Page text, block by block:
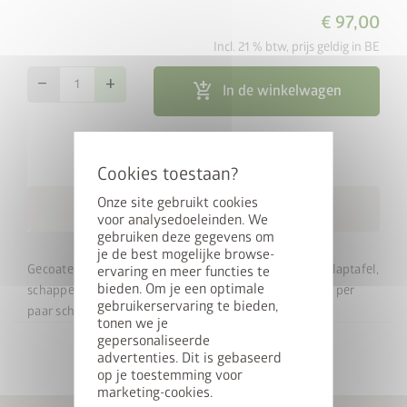
Onze site gebruikt cookies
voor analysedoeleinden. We
gebruiken deze gegevens om
je de best mogelijke browse-
ervaring en meer functies te
bieden. Om je een optimale
gebruikerservaring te bieden,
tonen we je
gepersonaliseerde
advertenties. Dit is gebaseerd
op je toestemming voor
marketing-cookies.
€ 97,00
Incl. 21 % btw, prijs geldig in BE
remove add add_shopping_cart In de winkelwagen
local_shipping Gratis levering binnen 3 Weken
Gecoate schapstaanders, voor het inhangen van een klaptafel,
schappen en een hakenset. Belastbaarheid van 150 kg per
paar schapstaanders.